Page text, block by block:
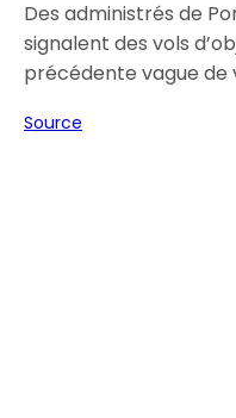
Des administrés de
signalent des vols
précédente vague de
Source